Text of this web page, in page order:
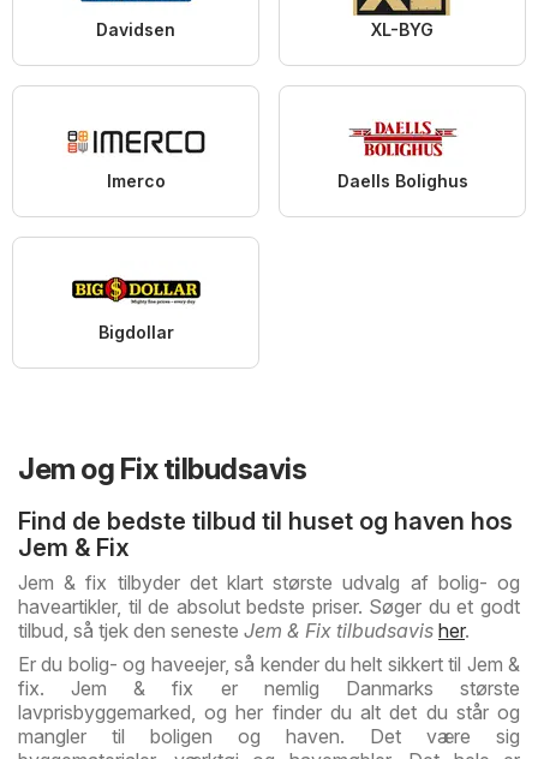
Davidsen XL-BYG
Imerco Daells Bolighus
Bigdollar
Jem og Fix tilbudsavis
Find de bedste tilbud til huset og haven hos
Jem & Fix
Jem & fix tilbyder det klart største udvalg af bolig- og
haveartikler, til de absolut bedste priser. Søger du et godt
tilbud, så tjek den seneste Jem & Fix tilbudsavis her.
Er du bolig- og haveejer, så kender du helt sikkert til Jem &
fix. Jem & fix er nemlig Danmarks største
lavprisbyggemarked, og her finder du alt det du står og
mangler til boligen og haven. Det være sig